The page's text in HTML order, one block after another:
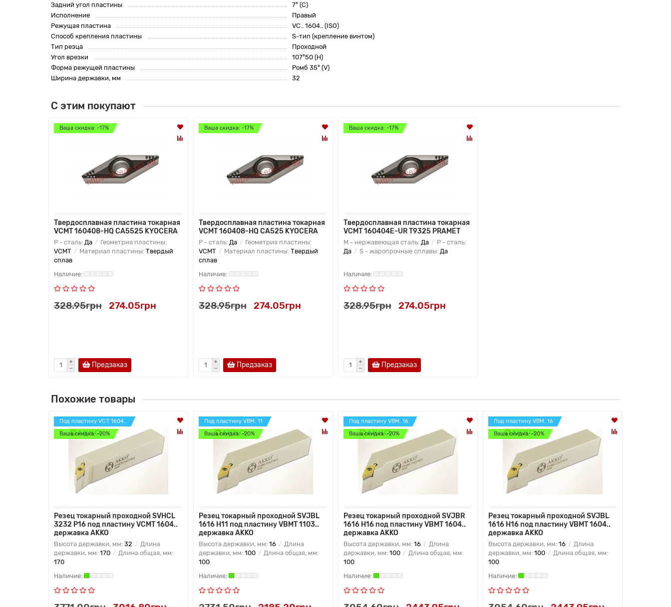
Задний угол пластины
7° (C)
Исполнение
Правый
Режущая пластина
VC.. 1604.. (ISO)
Способ крепления пластины
S-тип (крепление винтом)
Тип резца
Проходной
Угол врезки
107°50 (H)
Форма режущей пластины
Ромб 35° (V)
Ширина державки, мм
32
С этим покупают
Ваша скидка: -17%
Твердосплавная пластина токарная
VCMT 160408-HQ CA5525 KYOCERA
P - сталь: Да
Геометрия пластины:
VCMT
Материал пластины: Твердый
сплав
328.95грн 274.05грн
Предзаказ
Ваша скидка: -17%
Твердосплавная пластина токарная
VCMT 160408-HQ CA525 KYOCERA
P - сталь: Да
Геометрия пластины:
VCMT
Материал пластины: Твердый
сплав
328.95грн 274.05грн
Предзаказ
Ваша скидка: -17%
Твердосплавная пластина токарная
VCMT 160404E-UR T9325 PRAMET
M - нержавеющая сталь: Да
P - сталь:
Да
S - жаропрочные сплавы: Да
328.95грн 274.05грн
Предзаказ
Похожие товары
Под пластину VC.T 1604..
Ваша скидка: -20%
Резец токарный проходной SVHCL
3232 P16 под пластину VCMT 1604..
державка AKKO
Высота державки, мм: 32
Длина
державки, мм: 170
Длина общая, мм:
170
Под пластину VBM. 11
Ваша скидка: -20%
Резец токарный проходной SVJBL
1616 H11 под пластину VBMT 1103..
державка AKKO
Высота державки, мм: 16
Длина
державки, мм: 100
Длина общая, мм:
100
Под пластину VBM. 16
Ваша скидка: -20%
Резец токарный проходной SVJBR
1616 H16 под пластину VBMT 1604..
державка AKKO
Высота державки, мм: 16
Длина
державки, мм: 100
Длина общая, мм:
100
Под пластину VBM. 16
Ваша скидка: -20%
Резец токарный проходной SVJBL
1616 H16 под пластину VBMT 1604..
державка AKKO
Высота державки, мм: 16
Длина
державки, мм: 100
Длина общая, мм:
100